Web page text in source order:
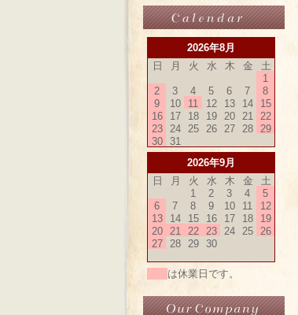
2026年8月
日
月 火 水 木 金
土
1
2
3 4 5 6 7
8
9
10 11 12 13 14
15
16
17 18 19 20 21
22
23
24 25 26 27 28
29
30
31
2026年9月
日
月 火 水 木 金
土
1
2 3 4
5
6
7 8 9 10 11
12
13
14 15 16 17 18
19
20
21 22 23 24 25
26
27
28 29 30
は休業日です。